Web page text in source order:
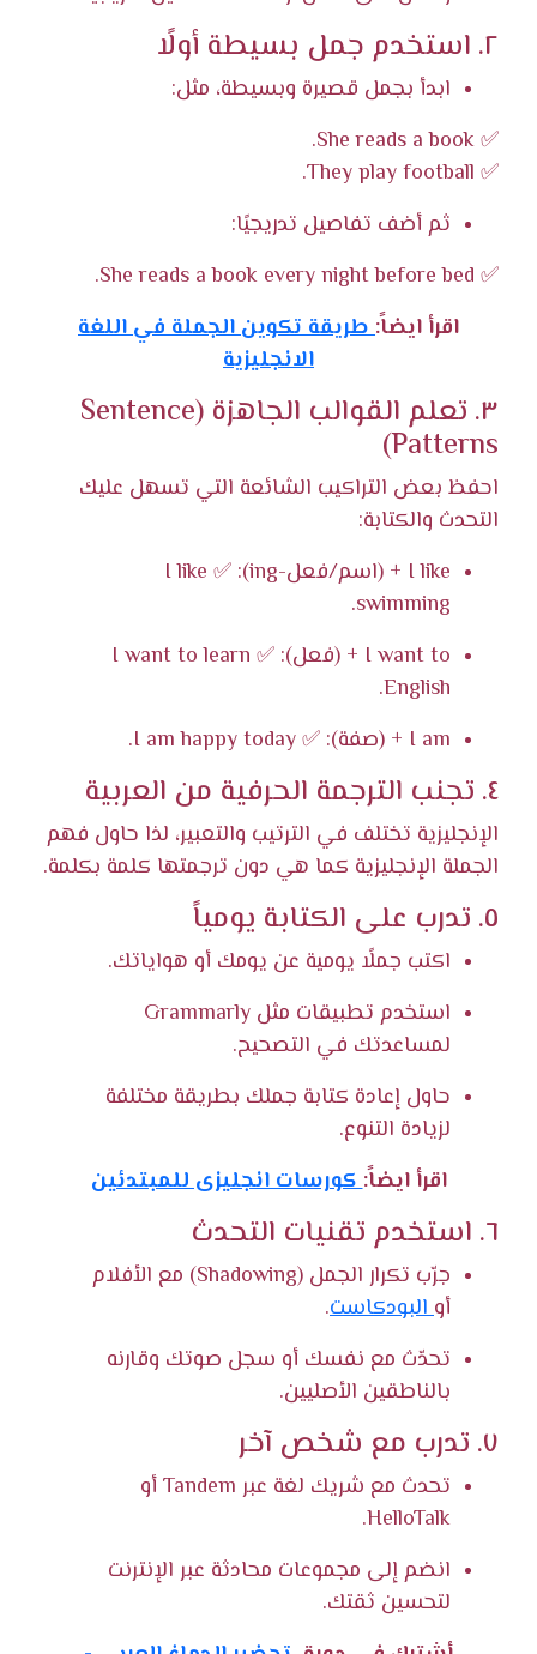
٢. استخدم جمل بسيطة أولًا
ابدأ بجمل قصيرة وبسيطة، مثل:
✅ She reads a book.
✅ They play football.
ثم أضف تفاصيل تدريجيًا:
✅ She reads a book every night before bed.
اقرأ ايضاً:طريقة تكوين الجملة في اللغة
الانجليزية
٣. تعلم القوالب الجاهزة (Sentence
Patterns)
احفظ بعض التراكيب الشائعة التي تسهل عليك
التحدث والكتابة:
I like + (اسم/فعل-ing): ✅ I like
swimming.
I want to + (فعل): ✅ I want to learn
English.
I am + (صفة): ✅ I am happy today.
٤. تجنب الترجمة الحرفية من العربية
الإنجليزية تختلف في الترتيب والتعبير، لذا حاول فهم
الجملة الإنجليزية كما هي دون ترجمتها كلمة بكلمة.
٥. تدرب على الكتابة يومياً
اكتب جملًا يومية عن يومك أو هواياتك.
استخدم تطبيقات مثل Grammarly
لمساعدتك في التصحيح.
حاول إعادة كتابة جملك بطريقة مختلفة
لزيادة التنوع.
اقرأ ايضاً:كورسات انجليزى للمبتدئين
٦. استخدم تقنيات التحدث
جرّب تكرار الجمل (Shadowing) مع الأفلام
أوالبودكاست.
تحدّث مع نفسك أو سجل صوتك وقارنه
بالناطقين الأصليين.
٧. تدرب مع شخص آخر
تحدث مع شريك لغة عبر Tandem أو
HelloTalk.
انضم إلى مجموعات محادثة عبر الإنترنت
لتحسين ثقتك.